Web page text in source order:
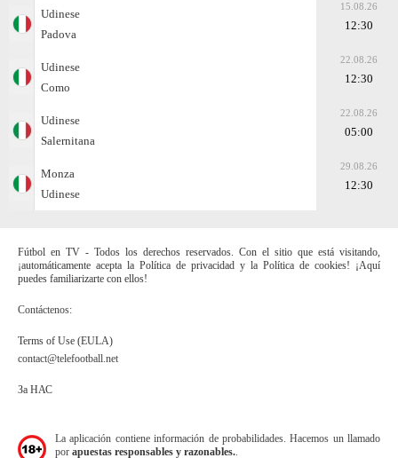
Udinese
Padova
15.08.26
12:30
Udinese
Como
22.08.26
12:30
Udinese
Salernitana
22.08.26
05:00
Monza
Udinese
29.08.26
12:30
Fútbol en TV - Todos los derechos reservados. Con el sitio que está visitando,
¡automáticamente acepta la Política de privacidad y la Política de cookies! ¡Aquí
puedes familiarizarte con ellos!
Contáctenos:
Terms of Use (EULA)
contact@telefootball.net
За НАС
La aplicación contiene información de probabilidades. Hacemos un llamado
por apuestas responsables y razonables.